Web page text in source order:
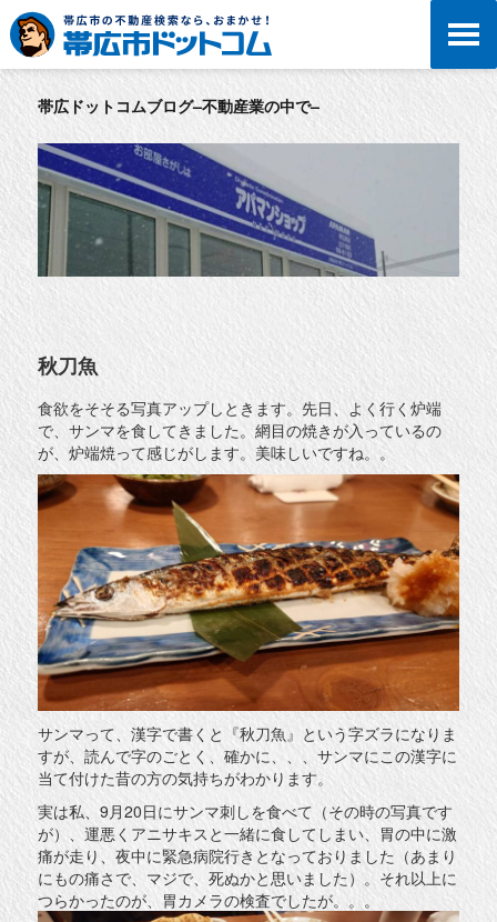
帯広ドットコムブログ–不動産業の中で–
秋刀魚
食欲をそそる写真アップしときます。先日、よく行く炉端
で、サンマを食してきました。網目の焼きが入っているの
が、炉端焼って感じがします。美味しいですね。。
サンマって、漢字で書くと『秋刀魚』という字ズラになりま
すが、読んで字のごとく、確かに、、、サンマにこの漢字に
当て付けた昔の方の気持ちがわかります。
実は私、9月20日にサンマ刺しを食べて（その時の写真です
が）、運悪くアニサキスと一緒に食してしまい、胃の中に激
痛が走り、夜中に緊急病院行きとなっておりました（あまり
にもの痛さで、マジで、死ぬかと思いました）。それ以上に
つらかったのが、胃カメラの検査でしたが。。。